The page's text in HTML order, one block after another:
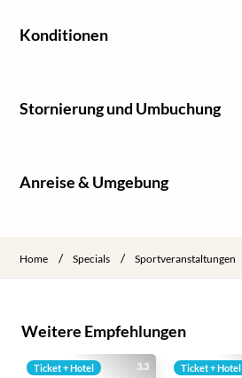
Konditionen
Stornierung und Umbuchung
Anreise & Umgebung
Home / Specials / Sportveranstaltungen
Weitere Empfehlungen
3.3
Ticket + Hotel Ticket + Hotel